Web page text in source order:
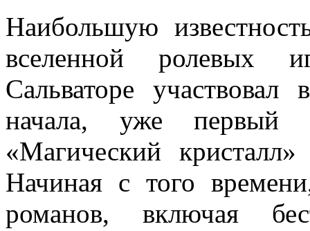
Наибольшую
вселенной ролевых
Сальваторе
начала, уже первый
«Магический
Начиная с того
романов, включая